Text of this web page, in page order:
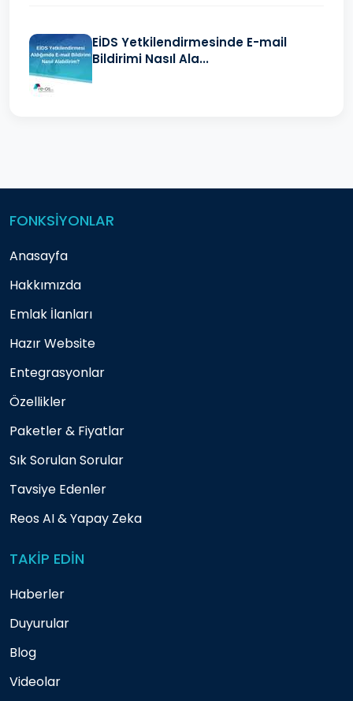
EİDS Yetkilendirmesinde E-mail
Bildirimi Nasıl Ala...
FONKSİYONLAR
Anasayfa
Hakkımızda
Emlak İlanları
Hazır Website
Entegrasyonlar
Özellikler
Paketler & Fiyatlar
Sık Sorulan Sorular
Tavsiye Edenler
Reos AI & Yapay Zeka
TAKİP EDİN
Haberler
Duyurular
Blog
Videolar